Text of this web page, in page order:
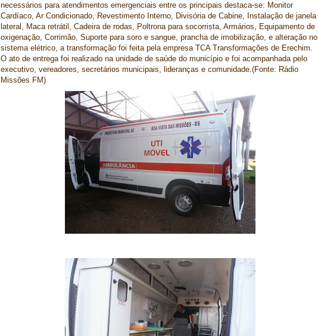
necessários para atendimentos emergenciais entre os principais destaca-se: Monitor
Cardíaco, Ar Condicionado, Revestimento Interno, Divisória de Cabine, Instalação de janela
lateral, Maca retrátil, Cadeira de rodas, Poltrona para socorrista, Armários, Equipamento de
oxigenação, Corrimão, Suporte para soro e sangue, prancha de imobilização, e alteração no
sistema elétrico, a transformação foi feita pela empresa TCA Transformações de Erechim.
O ato de entrega foi realizado na unidade de saúde do município e foi acompanhada pelo
executivo, vereadores, secretários municipais, lideranças e comunidade.(Fonte: Rádio
Missões FM)